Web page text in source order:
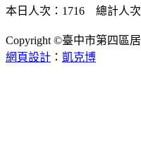
本日人次：1716 總計人次
Copyright ©臺中市第四區
網頁設計 ： 凱克博